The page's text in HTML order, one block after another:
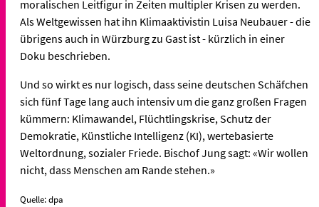
moralischen Leitfigur in Zeiten multipler Krisen zu werden.
Als Weltgewissen hat ihn Klimaaktivistin Luisa Neubauer - die
übrigens auch in Würzburg zu Gast ist - kürzlich in einer
Doku beschrieben.
Und so wirkt es nur logisch, dass seine deutschen Schäfchen
sich fünf Tage lang auch intensiv um die ganz großen Fragen
kümmern: Klimawandel, Flüchtlingskrise, Schutz der
Demokratie, Künstliche Intelligenz (KI), wertebasierte
Weltordnung, sozialer Friede. Bischof Jung sagt: «Wir wollen
nicht, dass Menschen am Rande stehen.»
Quelle: dpa